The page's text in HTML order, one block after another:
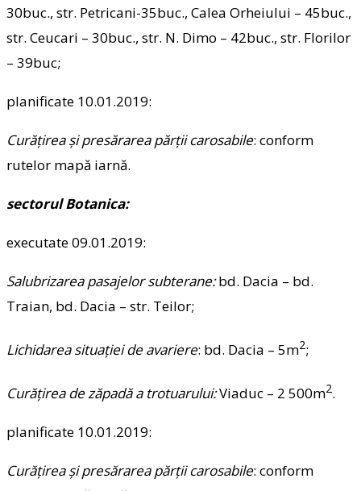
30buc., str. Petricani-35buc., Calea Orheiului – 45buc.,
str. Ceucari – 30buc., str. N. Dimo – 42buc., str. Florilor
– 39buc;
planificate 10.01.2019:
Curăţirea şi presărarea părţii carosabile: conform
rutelor mapă iarnă.
sectorul Botanica:
executate 09.01.2019:
Salubrizarea pasajelor subterane:bd. Dacia – bd.
Traian, bd. Dacia – str. Teilor;
Lichidarea situaţiei de avariere: bd. Dacia – 5m2;
Curăţirea de zăpadă a trotuarului:Viaduc – 2 500m2.
planificate 10.01.2019:
Curăţirea şi presărarea părţii carosabile: conform